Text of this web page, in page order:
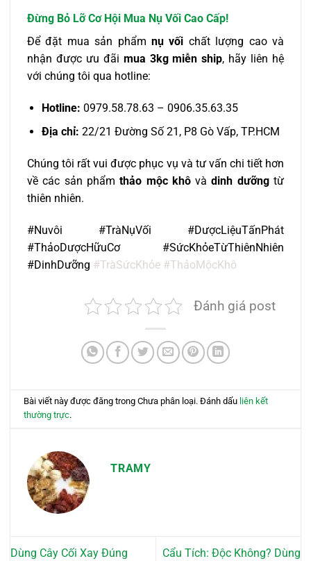
Đừng Bỏ Lỡ Cơ Hội Mua Nụ Vối Cao Cấp!
Để đặt mua sản phẩm nụ vối chất lượng cao và
nhận được ưu đãi mua 3kg miễn ship, hãy liên hệ
với chúng tôi qua hotline:
Hotline: 0979.58.78.63 – 0906.35.63.35
Địa chỉ: 22/21 Đường Số 21, P8 Gò Vấp, TP.HCM
Chúng tôi rất vui được phục vụ và tư vấn chi tiết hơn
về các sản phẩmthảo mộc khôvàdinh dưỡngtừ
thiên nhiên.
#Nuvôi #TràNụVối #DượcLiệuTấnPhát
#ThảoDượcHữuCơ #SứcKhỏeTừThiênNhiên
#DinhDưỡng #TràSứcKhỏe #ThảoMộcKhô
Đánh giá post
Bài viết này được đăng trong Chưa phân loại. Đánh dấu liên kết
thường trực.
TRAMY
Dùng Cây Cối Xay Đúng
Cẩu Tích: Độc Không? Dùng